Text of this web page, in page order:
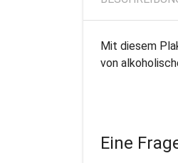
Mit diesem
von
Eine